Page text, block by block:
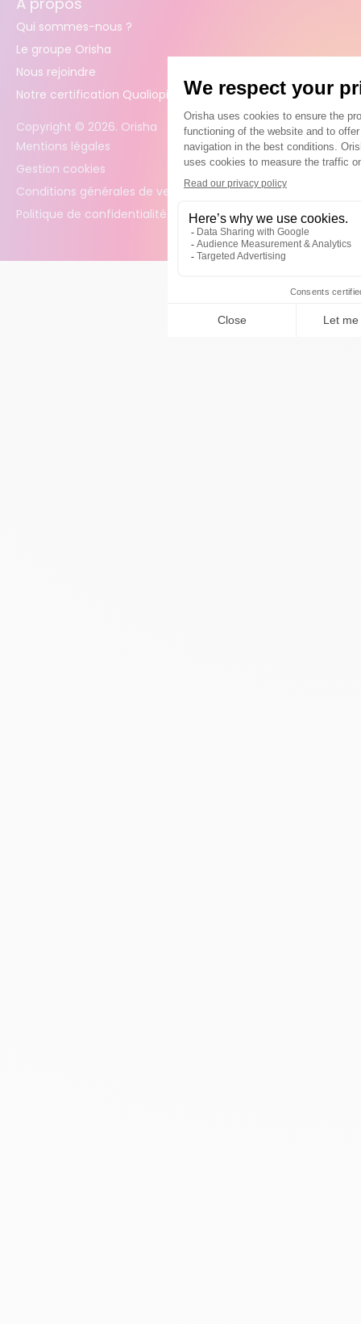
Qui sommes-nous ?
Le groupe Orisha
Nous rejoindre
Notre certification Qualiopi
Copyright © 2026. Orisha
Mentions légales
Gestion cookies
Conditions générales de vente
Politique de confidentialité des données